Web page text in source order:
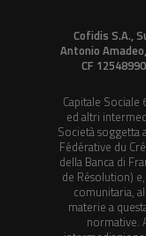
Cofidis S.A.,
Antonio
CF
Capitale Sociale
ed altri
Società soggetta
Fédérative du
della Banca di
de Résolution)
comunitaria,
materie a
normative.